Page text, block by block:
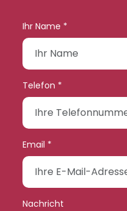
Ihr Name *
Telefon *
Email *
Nachricht